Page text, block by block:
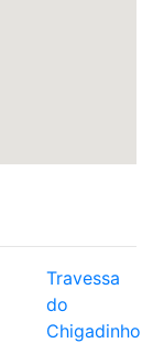
Travessa
do
Chigadinho